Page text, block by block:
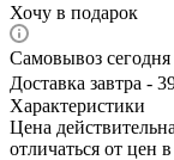
Хочу в подарок
Самовывоз сегодня
Доставка завтра -
Характеристики
Цена
отличаться от цен